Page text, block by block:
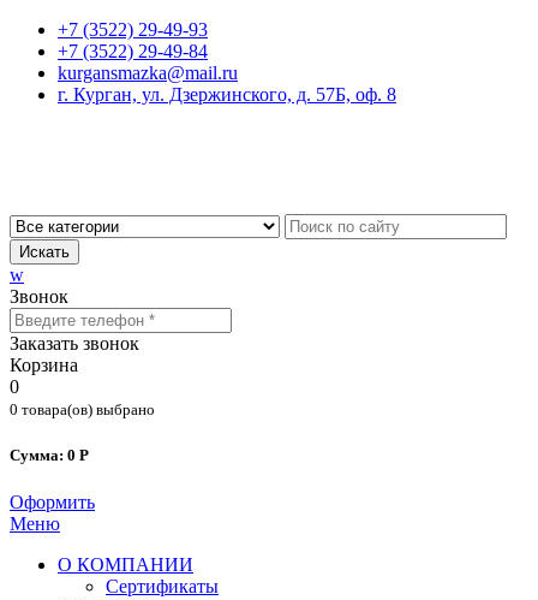
+7 (3522) 29-49-93
+7 (3522) 29-49-84
kurgansmazka@mail.ru
г. Курган, ул. Дзержинского, д. 57Б, оф. 8
Искать
w
Звонок
Заказать звонок
Корзина
0
0 товара(ов) выбрано
Сумма: 0 Р
Оформить
Меню
О КОМПАНИИ
Сертификаты